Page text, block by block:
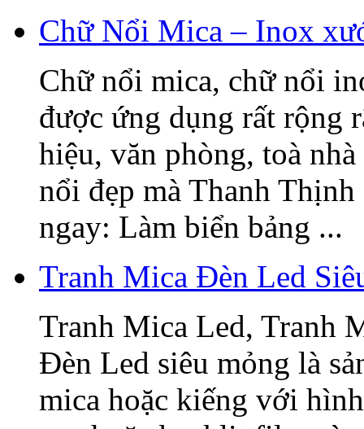
Chữ Nổi Mica – Inox
Chữ nổi mica, chữ nổi
được ứng dụng rất rộng
hiệu, văn phòng, toà
nổi đẹp mà Thanh
ngay: Làm biển bảng ...
Tranh Mica Đèn Led
Tranh Mica Led, Tranh
Đèn Led siêu mỏng là
mica hoặc kiếng với